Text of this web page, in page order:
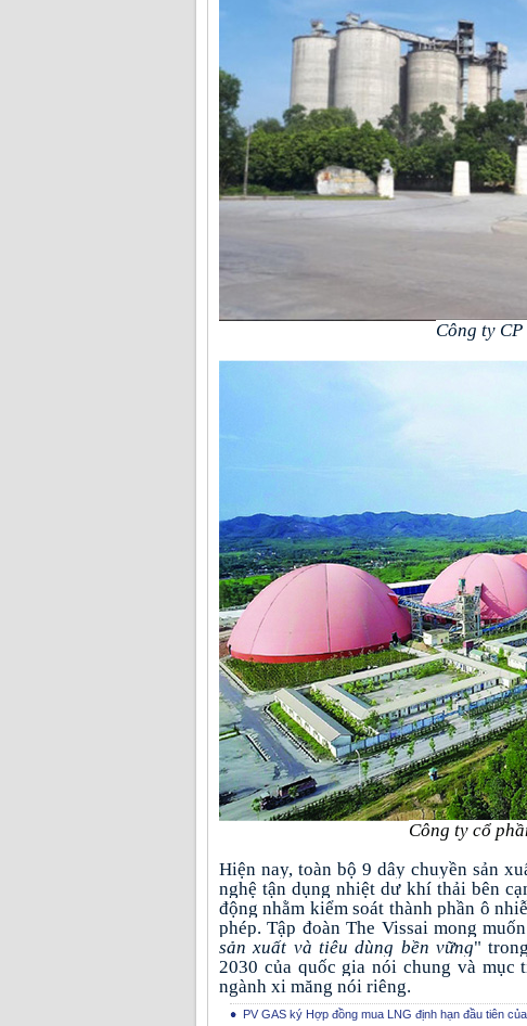
Công ty
Công ty cổ
Hiện nay, toàn bộ 9 dây chuyền sản
nghệ tận dụng nhiệt dư khí thải bên
động nhằm kiểm soát thành phần ô
phép. Tập đoàn The Vissai mong
sản xuất và tiêu dùng bền vững"
2030 của quốc gia nói chung và mục
ngành xi măng nói riêng.
PV GAS ký Hợp đồng mua LNG định hạn đầu tiên